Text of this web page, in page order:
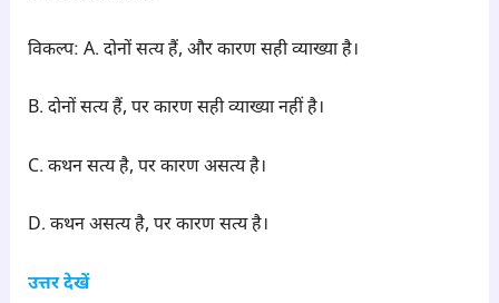
विकल्प: A. दोनों सत्य हैं, और कारण सही व्याख्या है।
B. दोनों सत्य हैं, पर कारण सही व्याख्या नहीं है।
C. कथन सत्य है, पर कारण असत्य है।
D. कथन असत्य है, पर कारण सत्य है।
उत्तर देखें